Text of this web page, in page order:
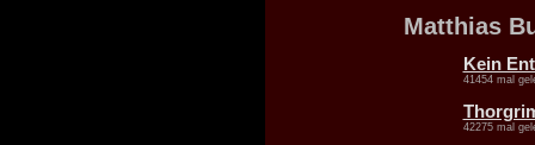
Matthias
Kein
41454 mal
42275 mal